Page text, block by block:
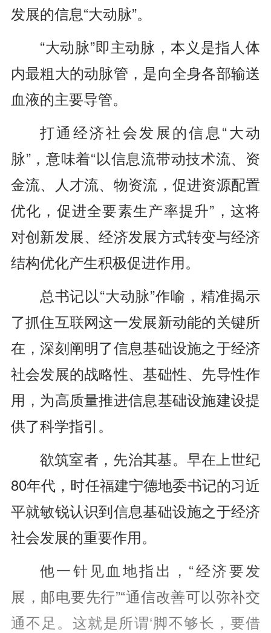
发展的信息“大动脉”。
“大动脉”即主动脉，本义是指人体
内最粗大的动脉管，是向全身各部输送
血液的主要导管。
打通经济社会发展的信息“大动
脉”，意味着“以信息流带动技术流、资
金流、人才流、物资流，促进资源配置
优化，促进全要素生产率提升”，这将
对创新发展、经济发展方式转变与经济
结构优化产生积极促进作用。
总书记以“大动脉”作喻，精准揭示
了抓住互联网这一发展新动能的关键所
在，深刻阐明了信息基础设施之于经济
社会发展的战略性、基础性、先导性作
用，为高质量推进信息基础设施建设提
供了科学指引。
欲筑室者，先治其基。早在上世纪
80年代，时任福建宁德地委书记的习近
平就敏锐认识到信息基础设施之于经济
社会发展的重要作用。
他一针见血地指出，“经济要发
展，邮电要先行”“通信改善可以弥补交
通不足。这就是所谓‘脚不够长，要借